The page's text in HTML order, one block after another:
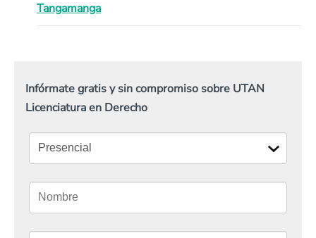
Tangamanga
Infórmate gratis y sin compromiso sobre UTAN
Licenciatura en Derecho